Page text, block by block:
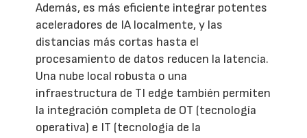
Además, es más eficiente integrar potentes
aceleradores de IA localmente, y las
distancias más cortas hasta el
procesamiento de datos reducen la latencia.
Una nube local robusta o una
infraestructura de TI edge también permiten
la integración completa de OT (tecnología
operativa) e IT (tecnología de la